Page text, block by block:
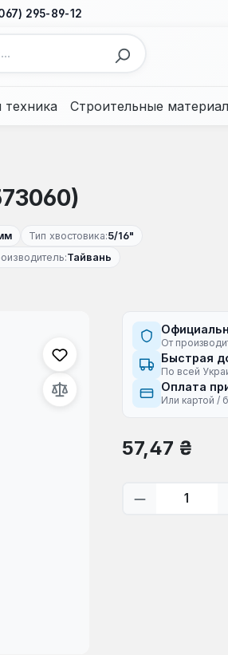
295-89-12
техника Строительные
Тип хвостовика:5/16"
Тайвань
От
Быстрая
По всей
Оплата
Или картой /
Обычная цена:
57,47 ₴